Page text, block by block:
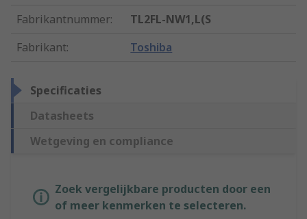
Fabrikantnummer:
TL2FL-NW1,L(S
Fabrikant: Toshiba
Specificaties
Datasheets
Wetgeving en compliance
Zoek vergelijkbare producten door een
of meer kenmerken te selecteren.